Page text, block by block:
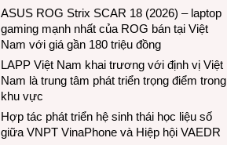
ASUS ROG Strix SCAR 18 (2026) – laptop
gaming mạnh nhất của ROG bán tại Việt
Nam với giá gần 180 triệu đồng
LAPP Việt Nam khai trương với định vị Việt
Nam là trung tâm phát triển trọng điểm trong
khu vực
Hợp tác phát triển hệ sinh thái học liệu số
giữa VNPT VinaPhone và Hiệp hội VAEDR